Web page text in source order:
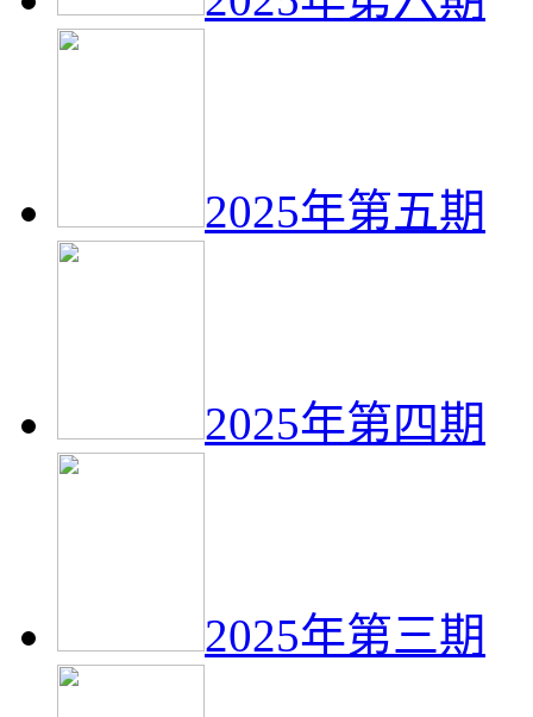
2025年第五期
2025年第四期
2025年第三期